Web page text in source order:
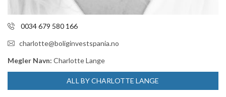
0034 679 580 166
charlotte@boliginvestspania.no
Megler Navn: Charlotte Lange
ALL BY CHARLOTTE LANGE